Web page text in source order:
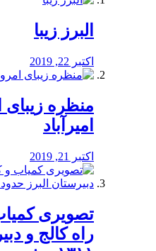
البرز زیبا
اکتبر 22, 2019
منظره‌‌ زیبای
امیرآباد
اکتبر 21, 2019
️تصویری
راه كالج و